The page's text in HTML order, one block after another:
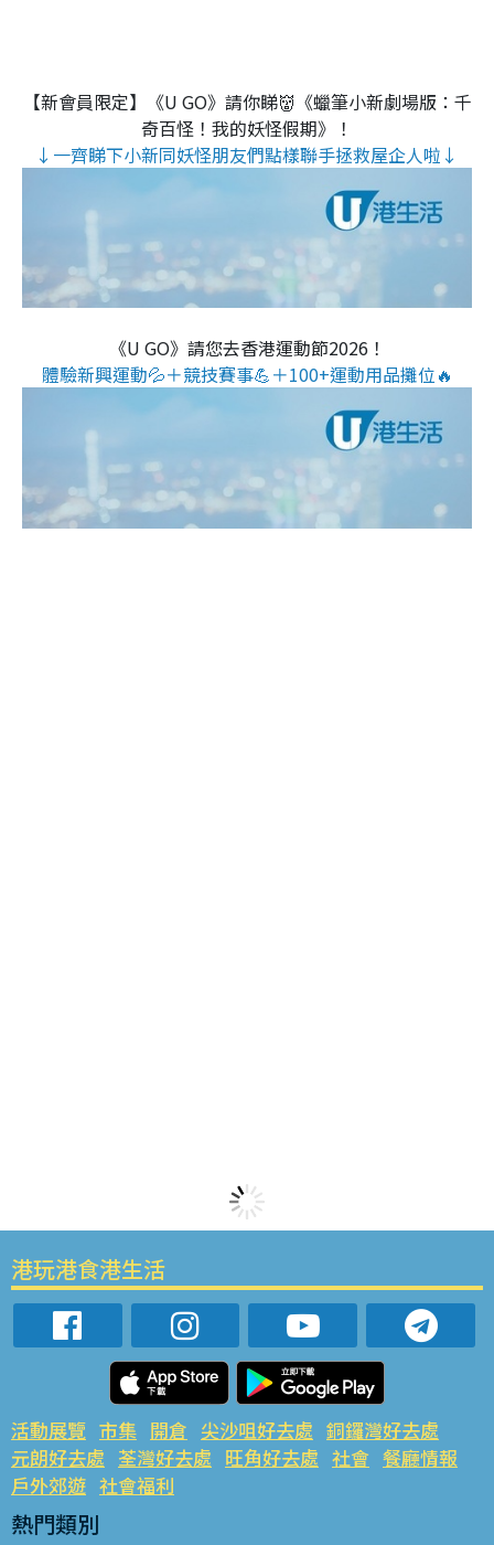
【新會員限定】《U GO》請你睇👹《蠟筆小新劇場版：千
奇百怪！我的妖怪假期》！
↓一齊睇下小新同妖怪朋友們點樣聯手拯救屋企人啦↓
《U GO》請您去香港運動節2026！
體驗新興運動💦＋競技賽事💪＋100+運動用品攤位🔥
港玩港食港生活
活動展覽 市集 開倉 尖沙咀好去處 銅鑼灣好去處
元朗好去處 荃灣好去處 旺角好去處 社會 餐廳情報
戶外郊遊 社會福利
熱門類別